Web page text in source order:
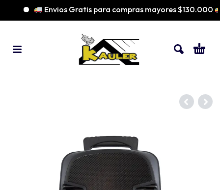
Envios Gratis para compras mayores $130.000